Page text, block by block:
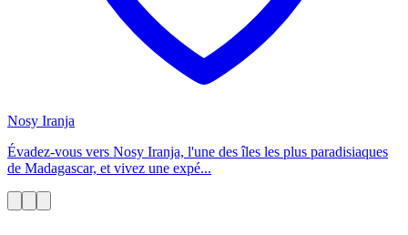
Nosy Iranja
Évadez-vous vers Nosy Iranja, l'une des îles les plus paradisiaques
de Madagascar, et vivez une expé...